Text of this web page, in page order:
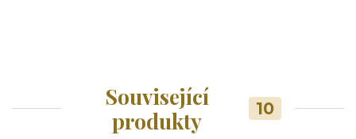
Související
produkty
10